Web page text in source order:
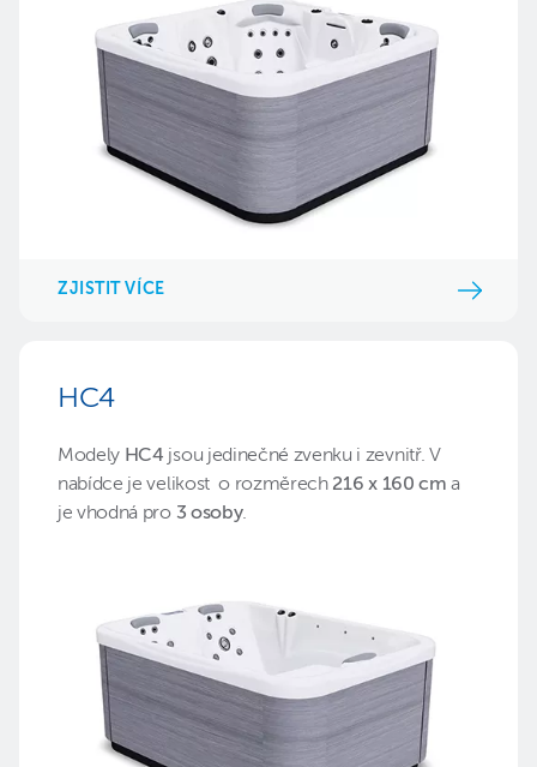
ZJISTIT VÍCE
HC4
Modely HC4 jsou jedinečné zvenku i zevnitř. V
nabídce je velikost o rozměrech 216 x 160 cm a
je vhodná pro 3 osoby.